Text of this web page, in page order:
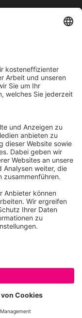
werden
für
114236103
befreit
unter der